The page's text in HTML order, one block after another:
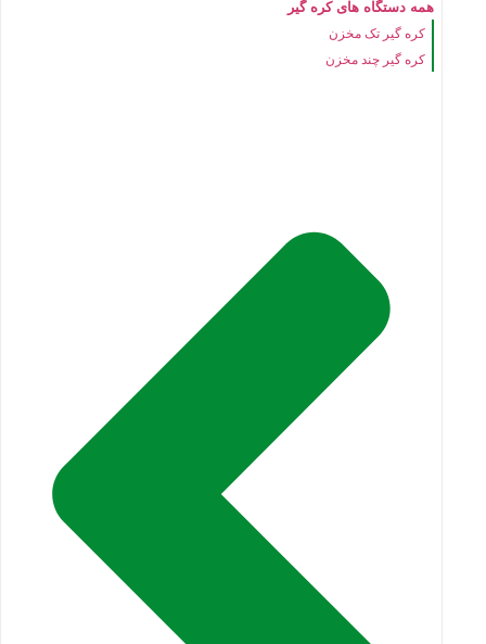
همه دستگاه های کره گیر
کره گیر تک مخزن
کره گیر چند مخزن